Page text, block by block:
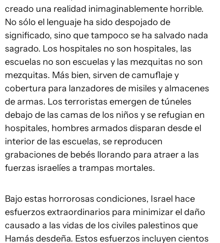
creado una realidad inimaginablemente horrible.
No sólo el lenguaje ha sido despojado de
significado, sino que tampoco se ha salvado nada
sagrado. Los hospitales no son hospitales, las
escuelas no son escuelas y las mezquitas no son
mezquitas. Más bien, sirven de camuflaje y
cobertura para lanzadores de misiles y almacenes
de armas. Los terroristas emergen de túneles
debajo de las camas de los niños y se refugian en
hospitales, hombres armados disparan desde el
interior de las escuelas, se reproducen
grabaciones de bebés llorando para atraer a las
fuerzas israelíes a trampas mortales.
Bajo estas horrorosas condiciones, Israel hace
esfuerzos extraordinarios para minimizar el daño
causado a las vidas de los civiles palestinos que
Hamás desdeña. Estos esfuerzos incluyen cientos